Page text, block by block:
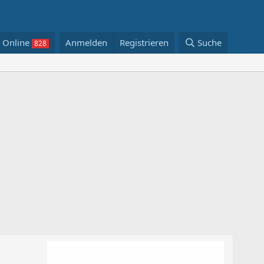
Online Anmelden Registrieren Suche